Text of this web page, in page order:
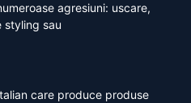
agresiuni: uscare,
styling sau
care produce produse